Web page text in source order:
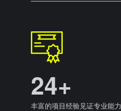
24+
丰富的项目经验见证专业能力